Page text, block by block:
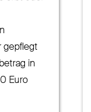
gepflegt
in
Euro